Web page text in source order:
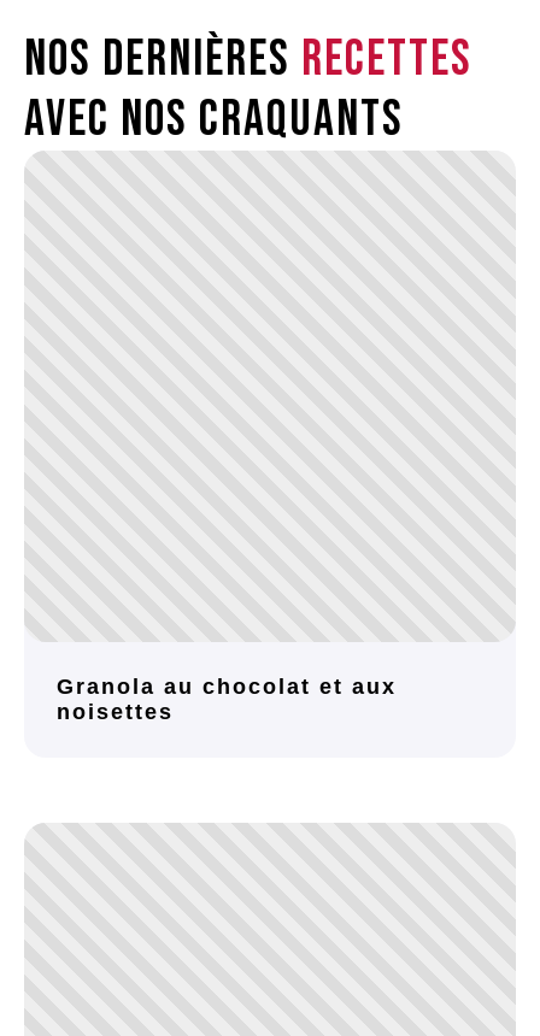
Nos dernières recettes
avec nos craquants
Granola au chocolat et aux
noisettes